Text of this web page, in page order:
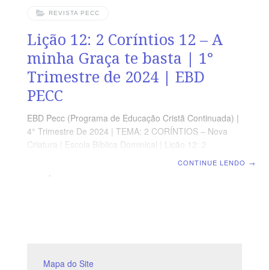
REVISTA PECC
Lição 12: 2 Coríntios 12 – A
minha Graça te basta | 1°
Trimestre de 2024 | EBD
PECC
EBD Pecc (Programa de Educação Cristã Continuada) |
4° Trimestre De 2024 | TEMA: 2 CORÍNTIOS – Nova
Criatura | Escola Bíblica Dominical | Lição 12: 2
CONTINUE LENDO →
Mapa do Site